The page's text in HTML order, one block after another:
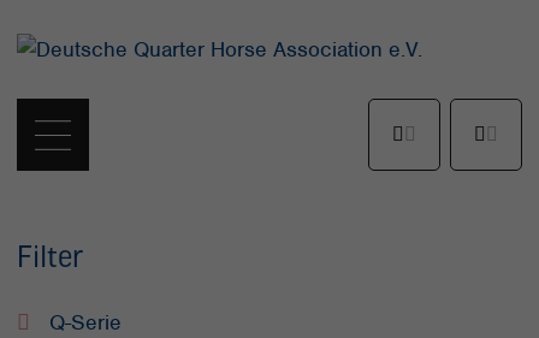
Filter
Q-Serie